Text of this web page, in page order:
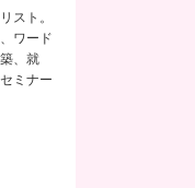
スト。
ワード
、就
ミナー